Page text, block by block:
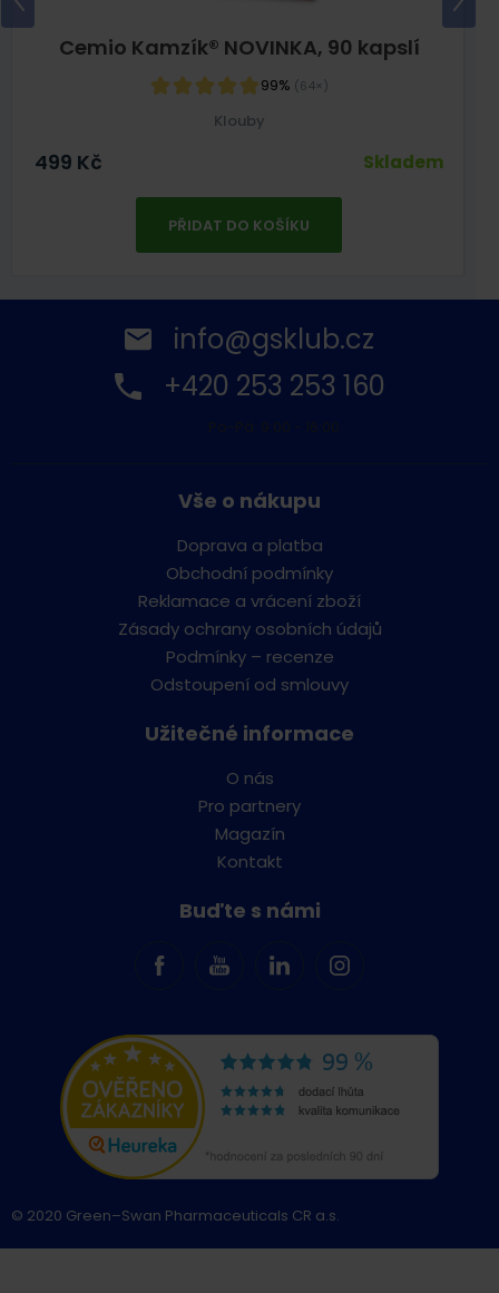
Cemio Kamzík® NOVINKA, 90 kapslí
99% (64×)
Klouby
499 Kč Skladem
PŘIDAT DO KOŠÍKU
info@gsklub.cz
+420 253 253 160
Vše o nákupu
Doprava a platba
Obchodní podmínky
Reklamace a vrácení zboží
Zásady ochrany osobních údajů
Podmínky – recenze
Odstoupení od smlouvy
Užitečné informace
O nás
Pro partnery
Magazín
Kontakt
Buďte s námi
© 2020 Green–Swan Pharmaceuticals CR a.s.